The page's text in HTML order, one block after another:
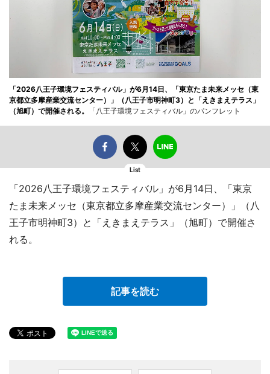
「2026八王子環境フェスティバル」が6月14日、「東京たま未来メッセ（東
京都立多摩産業交流センター）」（八王子市明神町3）と「えきまえテラス」
（旭町）で開催される。
「八王子環境フェスティバル」のパンフレット
List
「2026八王子環境フェスティバル」が6月14日、「東京
たま未来メッセ（東京都立多摩産業交流センター）」（八
王子市明神町3）と「えきまえテラス」（旭町）で開催さ
れる。
記事を読む